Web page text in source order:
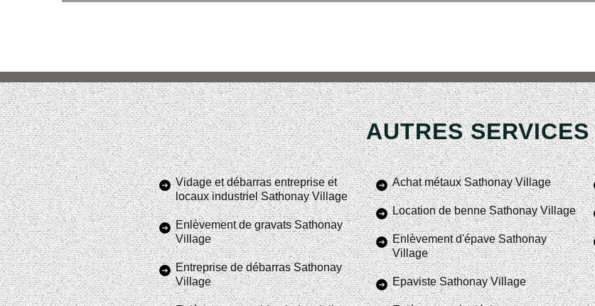
AUTRES SERVICES
Vidage et débarras entreprise et
locaux industriel Sathonay Village
Enlèvement de gravats Sathonay
Village
Entreprise de débarras Sathonay
Village
Achat métaux Sathonay Village
Location de benne Sathonay Village
Enlèvement d'épave Sathonay
Village
Epaviste Sathonay Village